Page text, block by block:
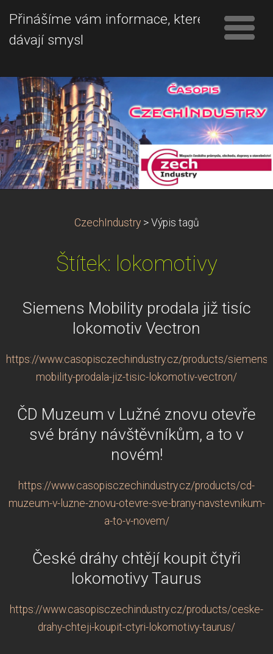
Přinášíme vám informace, které
dávají smysl
CzechIndustry > Výpis tagů
Štítek: lokomotivy
Siemens Mobility prodala již tisíc
lokomotiv Vectron
https://www.casopisczechindustry.cz/products/siemens-
mobility-prodala-jiz-tisic-lokomotiv-vectron/
ČD Muzeum v Lužné znovu otevře
své brány návštěvníkům, a to v
novém!
https://www.casopisczechindustry.cz/products/cd-
muzeum-v-luzne-znovu-otevre-sve-brany-navstevnikum-
a-to-v-novem/
České dráhy chtějí koupit čtyři
lokomotivy Taurus
https://www.casopisczechindustry.cz/products/ceske-
drahy-chteji-koupit-ctyri-lokomotivy-taurus/